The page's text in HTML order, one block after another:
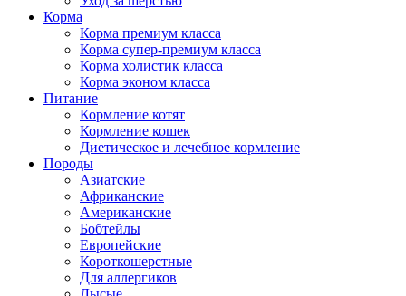
Корма
Корма премиум класса
Корма супер-премиум класса
Корма холистик класса
Корма эконом класса
Питание
Кормление котят
Кормление кошек
Диетическое и лечебное кормление
Породы
Азиатские
Африканские
Американские
Бобтейлы
Европейские
Короткошерстные
Для аллергиков